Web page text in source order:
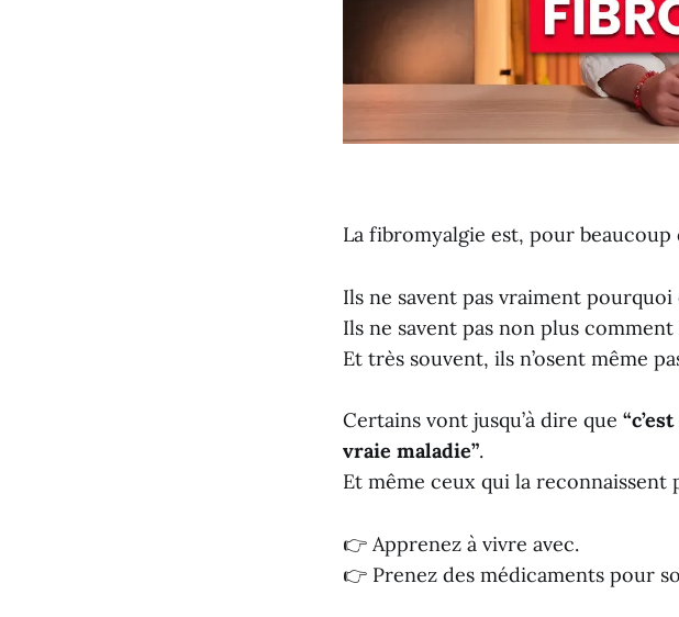
La fibromyalgie est, pour
Ils ne savent pas vraiment
Ils ne savent pas non plus
Et très souvent, ils n’osent même
Certains vont jusqu’à dire que
vraie maladie”.
Et même ceux qui la reconnaissent
👉 Apprenez à vivre avec.
👉 Prenez des médicaments pour